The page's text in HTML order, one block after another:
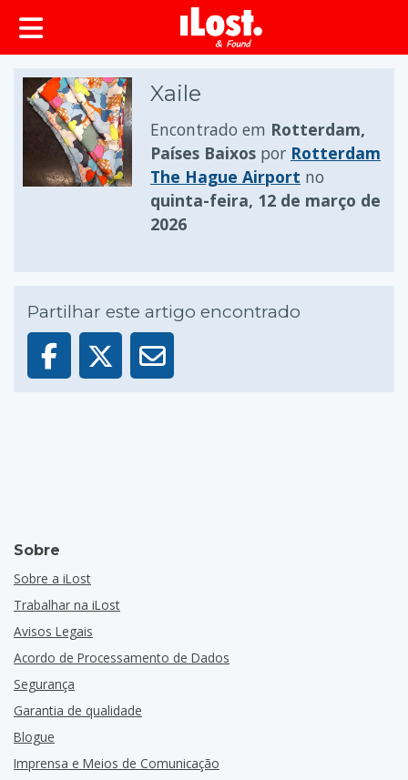
conteúdo principal
Xaile
Encontrado em Rotterdam,
Países Baixos por Rotterdam
The Hague Airport no
quinta-feira, 12 de março de
2026
Partilhar este artigo encontrado
Sobre
Sobre a iLost
Trabalhar na iLost
Avisos Legais
Acordo de Processamento de Dados
Segurança
Garantia de qualidade
Blogue
Imprensa e Meios de Comunicação